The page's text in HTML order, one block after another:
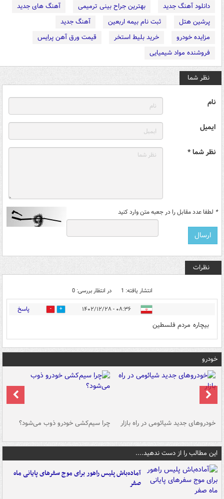
دانلود آهنگ جدید
بهترین جراح بینی ترمیمی
آهنگ های جدید
پرشین هتل
ثبت نام بیمه اربعین
آهنگ جدید
مزایده خودرو
خرید بلیط استخر
قیمت ورق آهن پرایس
فروشنده مواد شیمیایی
نظر شما
نام
ایمیل
نظر شما *
* لطفا عدد مقابل را در جعبه متن وارد کنید
نظرات
انتشار یافته: 1 در انتظار بررسی: 0
۰۸:۳۶ - ۱۴۰۲/۱۲/۲۸ 0 پاسخ
بیچاره مردم فلسطین
خودرو
خودروهای جدید شیائومی در راه بازار چرا سیم‌کشی خودرو ذوب می‌شود؟
این مطالب را از دست ندهید....
آماده‌باش پلیس راهور برای موج سفرهای پایانی ماه
صفر